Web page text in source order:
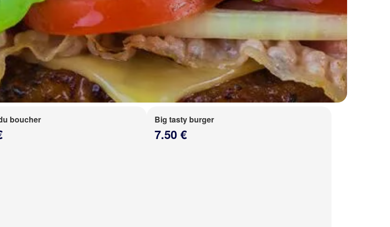
boucher Big tasty burger
7.50 €